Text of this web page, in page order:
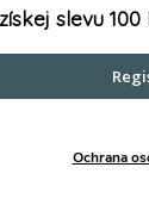
změnit bez
slevu
Ochrana